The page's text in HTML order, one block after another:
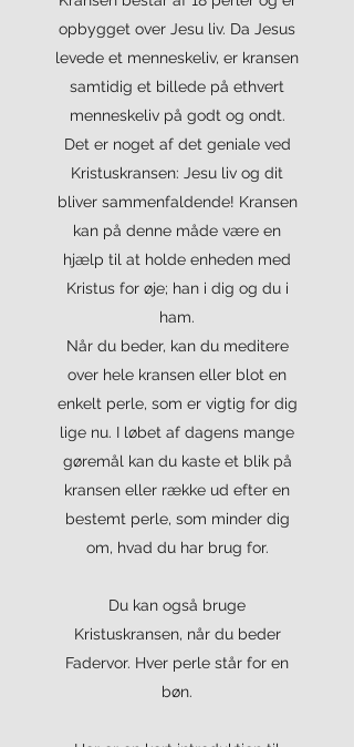
opbygget over Jesu liv. Da Jesus
levede et menneskeliv, er kransen
samtidig et billede på ethvert
menneskeliv på godt og ondt.
Det er noget af det geniale ved
Kristuskransen: Jesu liv og dit
bliver sammenfaldende! Kransen
kan på denne måde være en
hjælp til at holde enheden med
Kristus for øje; han i dig og du i
ham.
Når du beder, kan du meditere
over hele kransen eller blot en
enkelt perle, som er vigtig for dig
lige nu. I løbet af dagens mange
gøremål kan du kaste et blik på
kransen eller række ud efter en
bestemt perle, som minder dig
om, hvad du har brug for.
Du kan også bruge
Kristuskransen, når du beder
Fadervor. Hver perle står for en
bøn.